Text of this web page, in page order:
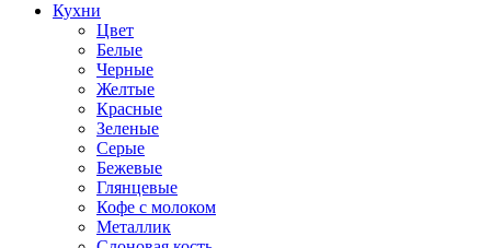
Кухни
Цвет
Белые
Черные
Желтые
Красные
Зеленые
Серые
Бежевые
Глянцевые
Кофе с молоком
Металлик